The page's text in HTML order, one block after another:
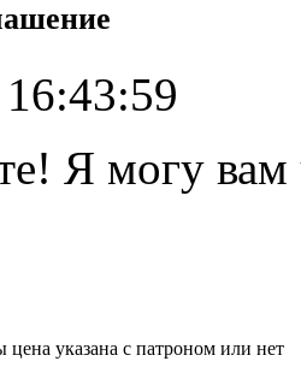
Я могу
цена указана с патроном или нет